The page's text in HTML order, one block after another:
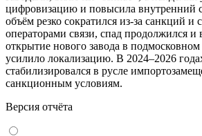
цифровизацию и повысила внутренний
объём резко сократился из-за санкций и
операторами связи, спад продолжился и
открытие нового завода в
усилило локализацию. В 2024–2026
стабилизировался в русле
санкционным условиям.
Версия отчёта